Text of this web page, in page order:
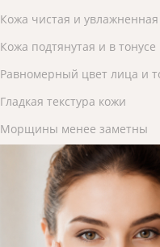
Кожа чистая и увлажненная
Кожа подтянутая и в тонусе
Равномерный цвет лица и
Гладкая текстура кожи
Морщины менее заметны